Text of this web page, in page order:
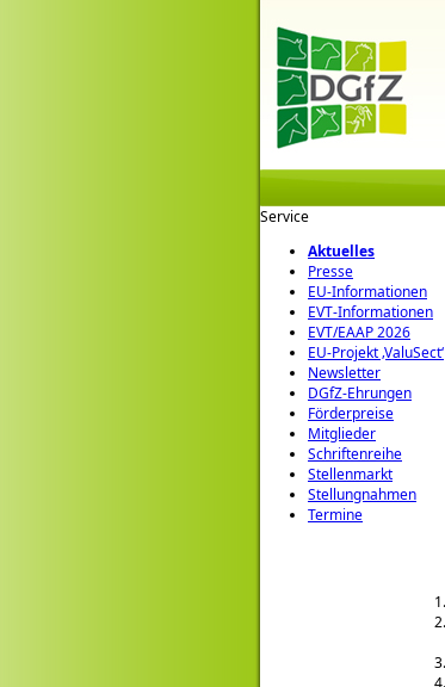
Service
Aktuelles
Presse
EU-Informationen
EVT-Informationen
EVT/EAAP 2026
EU-Projekt ‚ValuSect‘
Newsletter
DGfZ-Ehrungen
Förderpreise
Mitglieder
Schriftenreihe
Stellenmarkt
Stellungnahmen
Termine